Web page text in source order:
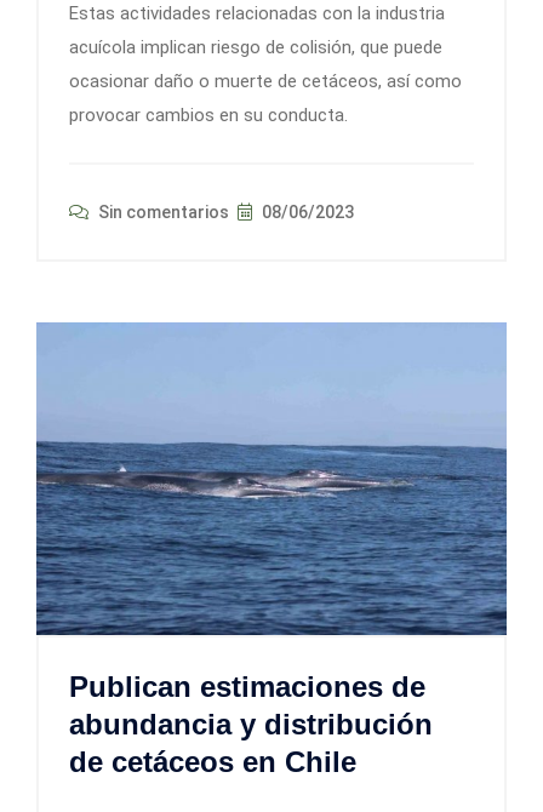
Estas actividades relacionadas con la industria
acuícola implican riesgo de colisión, que puede
ocasionar daño o muerte de cetáceos, así como
provocar cambios en su conducta.
Sin comentarios 08/06/2023
Publican estimaciones de
abundancia y distribución
de cetáceos en Chile